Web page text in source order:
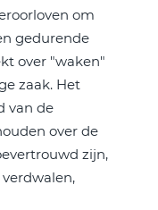
om
gedurende
over "waken"
zaak. Het
van de
over de
zijn,